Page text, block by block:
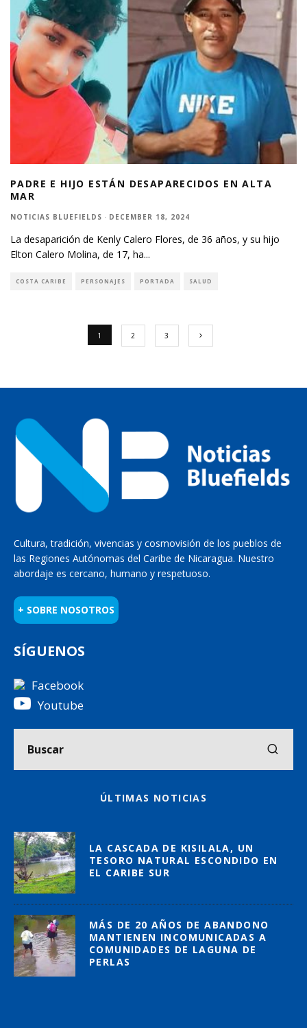
PADRE E HIJO ESTÁN DESAPARECIDOS EN ALTA
MAR
NOTICIAS BLUEFIELDS · DECEMBER 18, 2024
La desaparición de Kenly Calero Flores, de 36 años, y su hijo
Elton Calero Molina, de 17, ha...
COSTA CARIBE PERSONAJES PORTADA SALUD
1 2 3
Cultura, tradición, vivencias y cosmovisión de los pueblos de
las Regiones Autónomas del Caribe de Nicaragua. Nuestro
abordaje es cercano, humano y respetuoso.
+ SOBRE NOSOTROS
SÍGUENOS
Facebook
Youtube
ÚLTIMAS NOTICIAS
LA CASCADA DE KISILALA, UN
TESORO NATURAL ESCONDIDO EN
EL CARIBE SUR
MÁS DE 20 AÑOS DE ABANDONO
MANTIENEN INCOMUNICADAS A
COMUNIDADES DE LAGUNA DE
PERLAS